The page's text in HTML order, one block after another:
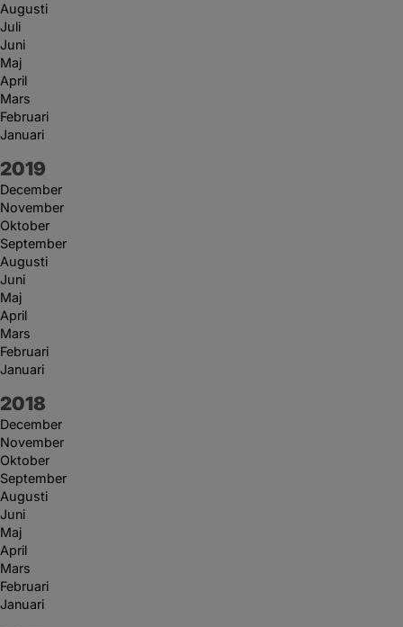
Augusti
Juli
Juni
Maj
April
Mars
Februari
Januari
År:
2019
December
November
Oktober
September
Augusti
Juni
Maj
April
Mars
Februari
Januari
År:
2018
December
November
Oktober
September
Augusti
Juni
Maj
April
Mars
Februari
Januari